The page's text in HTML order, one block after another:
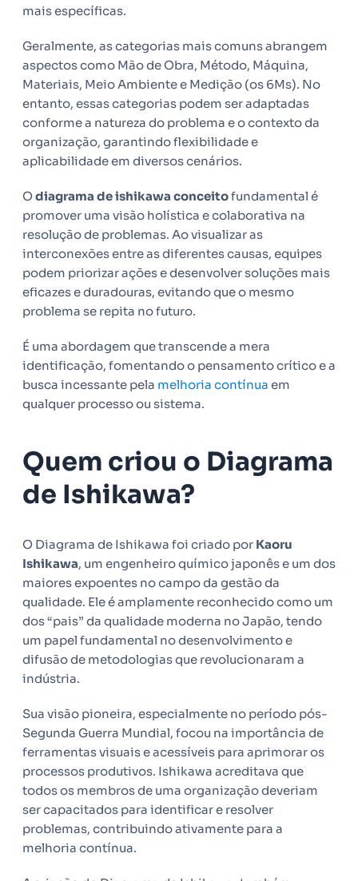
mais específicas.
Geralmente, as categorias mais comuns abrangem
aspectos como Mão de Obra, Método, Máquina,
Materiais, Meio Ambiente e Medição (os 6Ms). No
entanto, essas categorias podem ser adaptadas
conforme a natureza do problema e o contexto da
organização, garantindo flexibilidade e
aplicabilidade em diversos cenários.
Odiagrama de ishikawa conceitofundamental é
promover uma visão holística e colaborativa na
resolução de problemas. Ao visualizar as
interconexões entre as diferentes causas, equipes
podem priorizar ações e desenvolver soluções mais
eficazes e duradouras, evitando que o mesmo
problema se repita no futuro.
É uma abordagem que transcende a mera
identificação, fomentando o pensamento crítico e a
busca incessante pela melhoria contínua em
qualquer processo ou sistema.
Quem criou o Diagrama
de Ishikawa?
O Diagrama de Ishikawa foi criado por Kaoru
Ishikawa, um engenheiro químico japonês e um dos
maiores expoentes no campo da gestão da
qualidade. Ele é amplamente reconhecido como um
dos “pais” da qualidade moderna no Japão, tendo
um papel fundamental no desenvolvimento e
difusão de metodologias que revolucionaram a
indústria.
Sua visão pioneira, especialmente no período pós-
Segunda Guerra Mundial, focou na importância de
ferramentas visuais e acessíveis para aprimorar os
processos produtivos. Ishikawa acreditava que
todos os membros de uma organização deveriam
ser capacitados para identificar e resolver
problemas, contribuindo ativamente para a
melhoria contínua.